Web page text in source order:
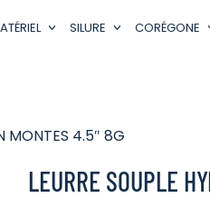
SILURE CORÉGONE
MONTES 4.5″ 8G
LEURRE SOUPLE